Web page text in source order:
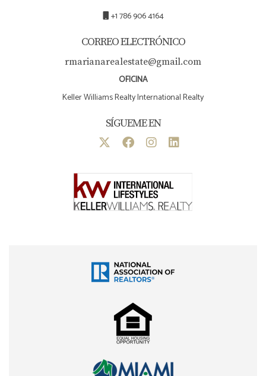
+1 786 906 4164
CORREO ELECTRÓNICO
rmarianarealestate@gmail.com
OFICINA
Keller Williams Realty International Realty
SÍGUEME EN